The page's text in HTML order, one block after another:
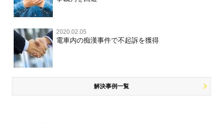
2020.02.05
電車内の痴漢事件で不起訴を獲得
解決事例一覧